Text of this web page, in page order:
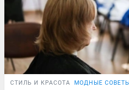
СТИЛЬ И КРАСОТА МОДНЫЕ СОВЕТЫ